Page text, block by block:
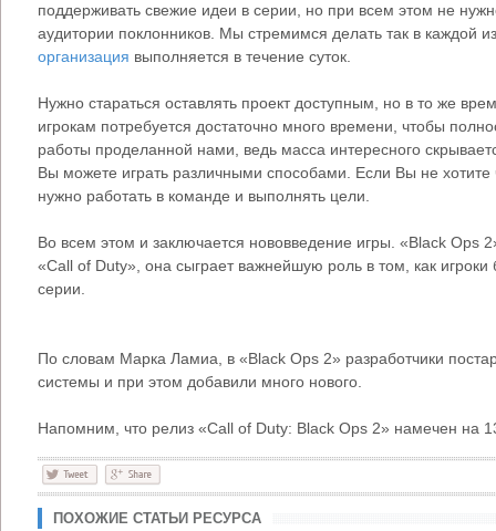
поддерживать свежие идеи в серии, но при всем этом не
аудитории поклонников. Мы стремимся делать так в каждой
организация выполняется в течение суток.
Нужно стараться оставлять проект доступным, но в то же
игрокам потребуется достаточно много времени, чтобы
работы проделанной нами, ведь масса интересного
Вы можете играть различными способами. Если Вы не хотите
нужно работать в команде и выполнять цели.
Во всем этом и заключается нововведение игры. «Black Ops
«Call of Duty», она сыграет важнейшую роль в том, как игроки
серии.
По словам Марка Ламиа, в «Black Ops 2» разработчики
системы и при этом добавили много нового.
Напомним, что релиз «Call of Duty: Black Ops 2» намечен на
ПОХОЖИЕ СТАТЬИ РЕСУРСА